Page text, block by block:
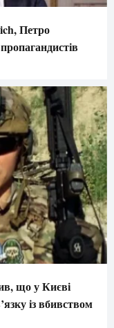
Петро
що у Києві
із вбивством